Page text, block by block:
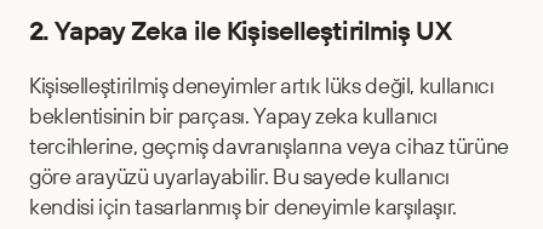
2. Yapay Zeka ile Kişiselleştirilmiş UX
Kişiselleştirilmiş deneyimler artık lüks değil, kullanıcı
beklentisinin bir parçası. Yapay zeka kullanıcı
tercihlerine, geçmiş davranışlarına veya cihaz türüne
göre arayüzü uyarlayabilir. Bu sayede kullanıcı
kendisi için tasarlanmış bir deneyimle karşılaşır.